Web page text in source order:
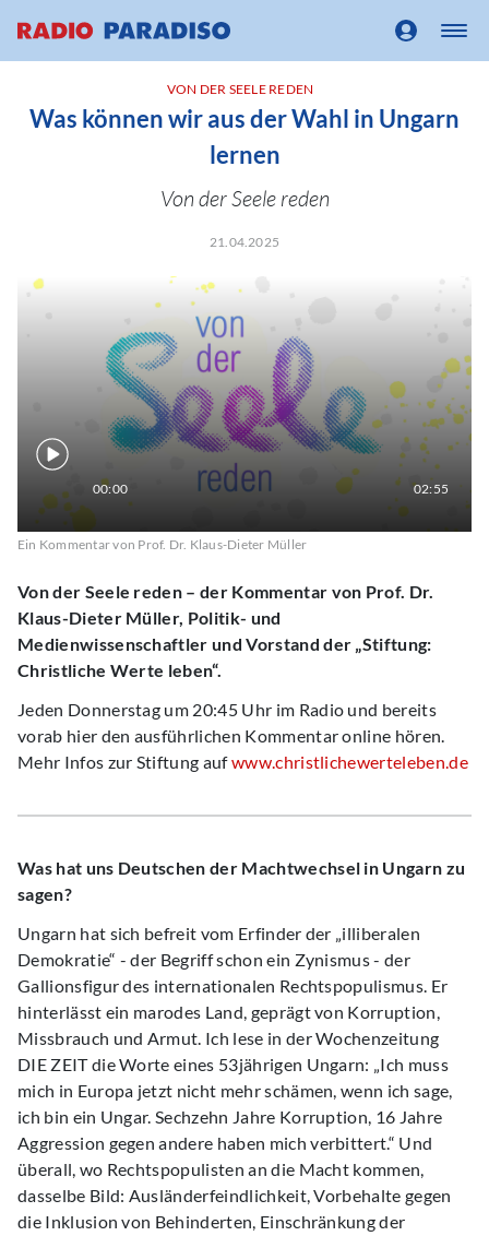
00:00 02:55
Ein Kommentar von Prof. Dr. Klaus-Dieter Müller
VON DER SEELE REDEN
Was können wir aus der Wahl in Ungarn
lernen
Von der Seele reden
21.04.2025
Von der Seele reden – der Kommentar von Prof. Dr.
Klaus-Dieter Müller, Politik- und
Medienwissenschaftler und Vorstand der „Stiftung:
Christliche Werte leben“.
Jeden Donnerstag um 20:45 Uhr im Radio und bereits
vorab hier den ausführlichen Kommentar online hören.
Mehr Infos zur Stiftung aufwww.christlichewerteleben.de
Was hat uns Deutschen der Machtwechsel in Ungarn zu
sagen?
Ungarn hat sich befreit vom Erfinder der „illiberalen
Demokratie“ - der Begriff schon ein Zynismus - der
Gallionsfigur des internationalen Rechtspopulismus. Er
hinterlässt ein marodes Land, geprägt von Korruption,
Missbrauch und Armut. Ich lese in der Wochenzeitung
DIE ZEIT die Worte eines 53jährigen Ungarn: „Ich muss
mich in Europa jetzt nicht mehr schämen, wenn ich sage,
ich bin ein Ungar. Sechzehn Jahre Korruption, 16 Jahre
Aggression gegen andere haben mich verbittert.“ Und
überall, wo Rechtspopulisten an die Macht kommen,
dasselbe Bild: Ausländerfeindlichkeit, Vorbehalte gegen
die Inklusion von Behinderten, Einschränkung der